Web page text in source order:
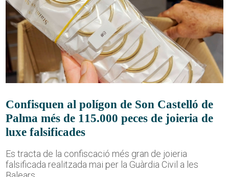
Confisquen al polígon de Son Castelló de
Palma més de 115.000 peces de joieria de
luxe falsificades
Es tracta de la confiscació més gran de joieria
falsificada realitzada mai per la Guàrdia Civil a les